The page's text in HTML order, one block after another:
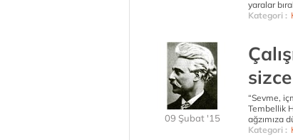
yaralar
Kategori :
09 Şubat '15
“Sevme,
Tembellik
ağzımıza
Kategori :